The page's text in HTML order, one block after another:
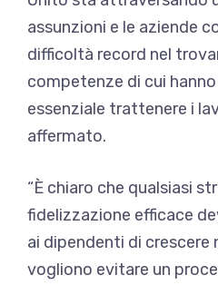
assunzioni e le aziende
difficoltà record nel
competenze di cui
essenziale trattenere i
affermato.
“È chiaro che qualsiasi
fidelizzazione efficace
ai dipendenti di crescere
vogliono evitare un